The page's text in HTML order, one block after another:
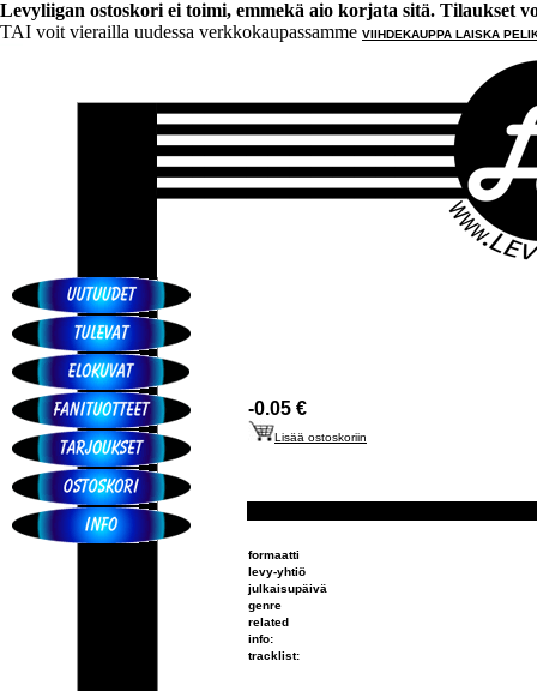
Levyliigan ostoskori ei toimi, emmekä aio korjata sitä. Tilaukset
TAI voit vierailla uudessa verkkokaupassamme VIIHDEKAUPPA LAISKA
-0.05 €
Lisää ostoskoriin
formaatti
levy-yhtiö
julkaisupäivä
genre
related
info:
tracklist: